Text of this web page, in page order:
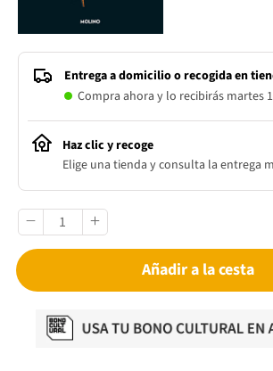
Entrega a domicilio o recogida en
Compra ahora y lo recibirás martes
Haz clic y recoge
Elige una tienda y consulta la entrega
Añadir a la cesta